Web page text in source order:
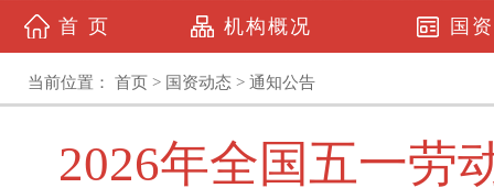
首 页 机构概况 国
当前位置： 首页 > 国资动态 > 通知公告
2026年全国五一劳